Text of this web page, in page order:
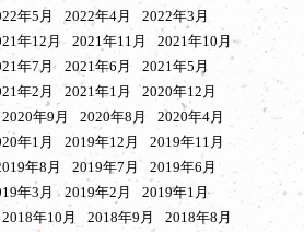
年5月 2022年4月
2022年3月
年12月 2021年11月
2021年10月
年7月 2021年6月
2021年5月
年2月 2021年1月
2020年12月
2020年9月 2020年8月
2020年4月
年1月 2019年12月
2019年11月
年8月 2019年7月
2019年6月
年3月 2019年2月
2019年1月
2018年10月 2018年9月
2018年8月